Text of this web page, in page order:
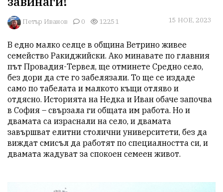
Петър Иванов 0 12251 15 НОЕ, 2023
В едно малко селце в община Ветрино живее
семейство Ракиджийски. Ако минавате по главния
път Провадия-Тервел, ще отминете Средно село,
без дори да сте го забелязали. То ще се издаде
само по табелата и малкото къщи отляво и
отдясно. Историята на Недка и Иван обаче започва
в София – свързала ги общата им работа. Но и
двамата са израснали на село, и двамата
завършват елитни столични университети, без да
виждат смисъл да работят по специалността си, и
двамата жадуват за спокоен семеен живот.